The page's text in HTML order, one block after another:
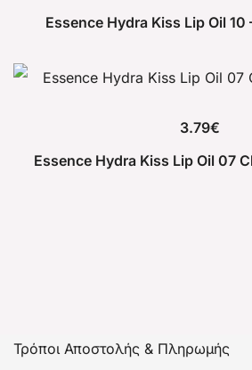
Essence Hydra Kiss Lip Oil 10
3.79€
Εssence Hydra Kiss Lip Oil 07
Τρόποι Αποστολής & Πληρωμής